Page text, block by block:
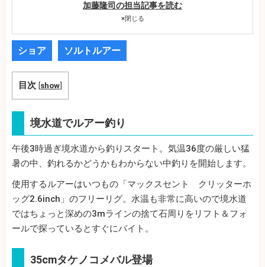
加藤隆司の担当記事を読む
×閉じる
ショア ソルトルアー
目次 [show]
境水道でルアー釣り
午後3時過ぎ境水道から釣りスタート。気温36度の厳しい猛
暑の中、釣れるかどうかもわからない中釣りを開始します。
使用するルアーはいつもの「マックスセント クリッターホ
ッグ2.6inch」のフリーリグ。水温も非常に高いので境水道
ではちょっと深めの3mラインの捨て石周りをリフト＆フォ
ールで探っているとすぐにバイト。
35cmタケノコメバル登場